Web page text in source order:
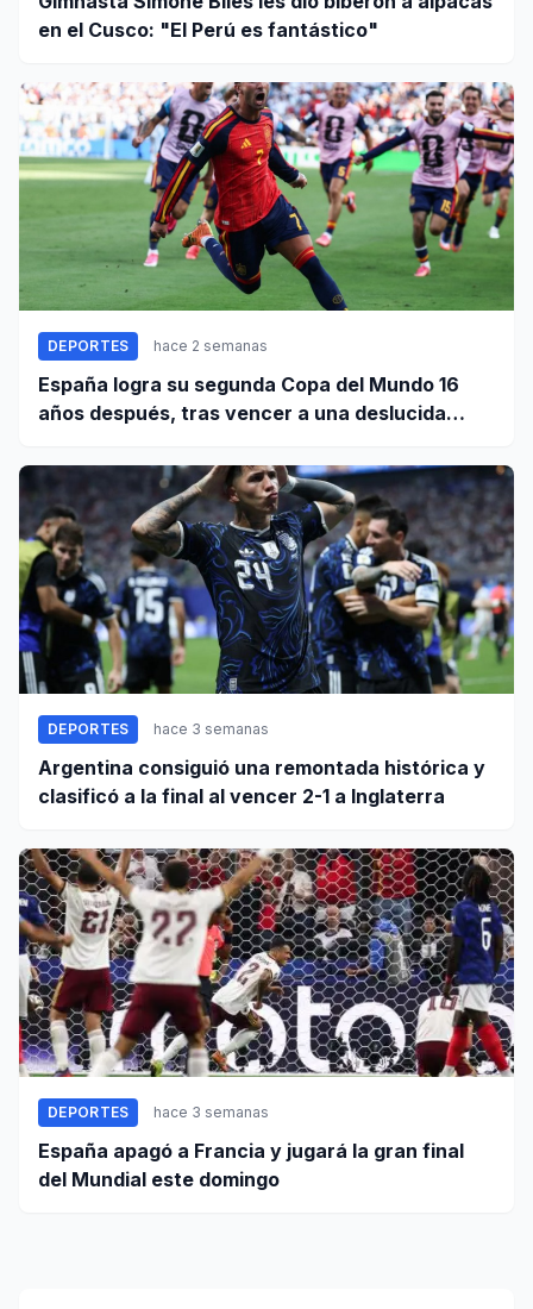
en el Cusco: "El Perú es fantástico"
DEPORTES hace 2 semanas
España logra su segunda Copa del Mundo 16
años después, tras vencer a una deslucida
DEPORTES hace 3 semanas
Argentina consiguió una remontada histórica y
clasificó a la final al vencer 2-1 a Inglaterra
DEPORTES hace 3 semanas
España apagó a Francia y jugará la gran final
del Mundial este domingo